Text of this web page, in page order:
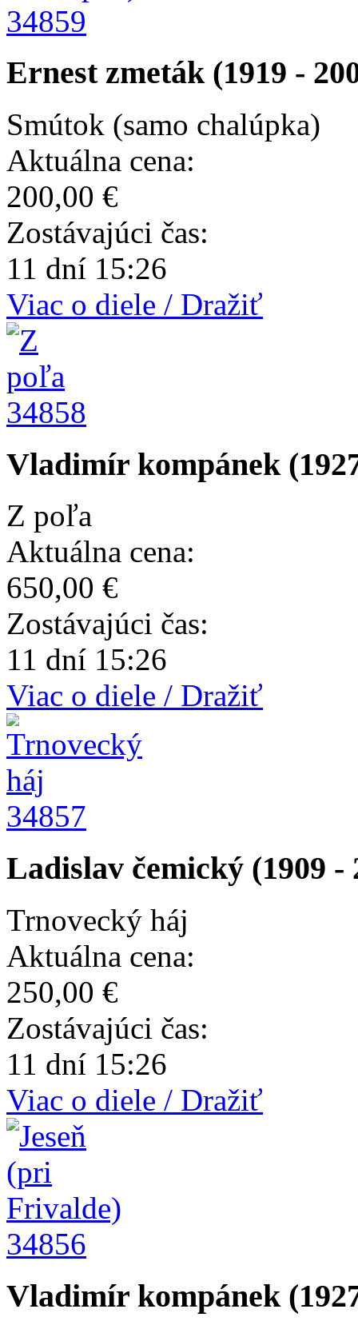
34859
Ernest zmeták (1919 -
Smútok (samo chalúpka)
Aktuálna cena:
200,00 €
Zostávajúci čas:
11 dní 15:26
Viac o diele / Dražiť
34858
Vladimír kompánek
Z poľa
Aktuálna cena:
650,00 €
Zostávajúci čas:
11 dní 15:26
Viac o diele / Dražiť
34857
Ladislav čemický (1909 -
Trnovecký háj
Aktuálna cena:
250,00 €
Zostávajúci čas:
11 dní 15:26
Viac o diele / Dražiť
34856
Vladimír kompánek